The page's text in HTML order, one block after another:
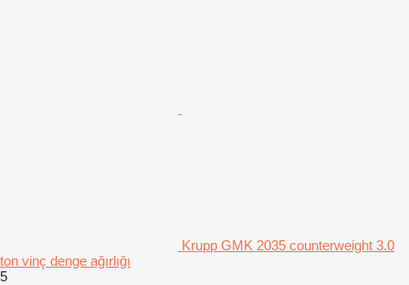
Krupp GMK 2035 counterweight 3.0
ton vinç denge ağırlığı
5